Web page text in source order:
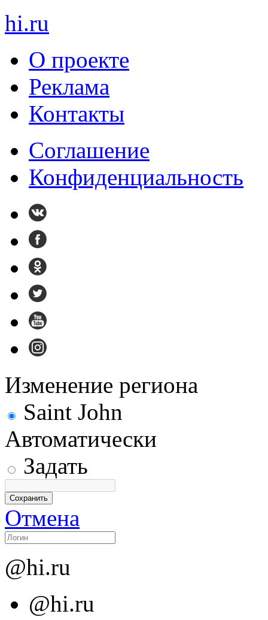
hi.ru
О проекте
Реклама
Контакты
Cоглашение
Конфиденциальность
Изменение региона
Saint John
Автоматически
Задать
Отмена
@hi.ru
@hi.ru